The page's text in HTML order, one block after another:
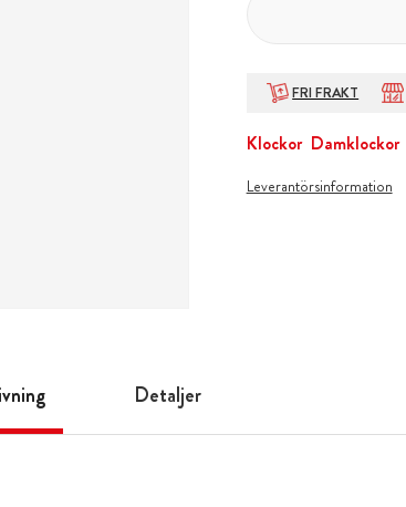
FRI FRAKT
Klockor Damklockor
Leverantörsinformation
Detaljer